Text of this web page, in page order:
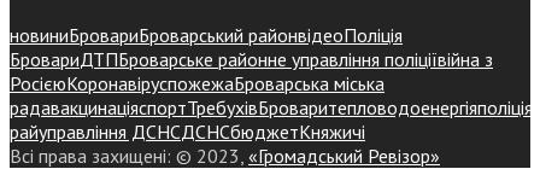
новиниБровариБроварський районвідеоПоліція
БровариДТПБроварське районне управління поліціївійна з
РосієюКоронавіруспожежаБроварська міська
радавакцинаціяспортТребухівБроваритепловодоенергіяполіція
райуправління ДСНСДСНСбюджетКняжичі
Всі права захищені: © 2023, «Громадський Ревізор»